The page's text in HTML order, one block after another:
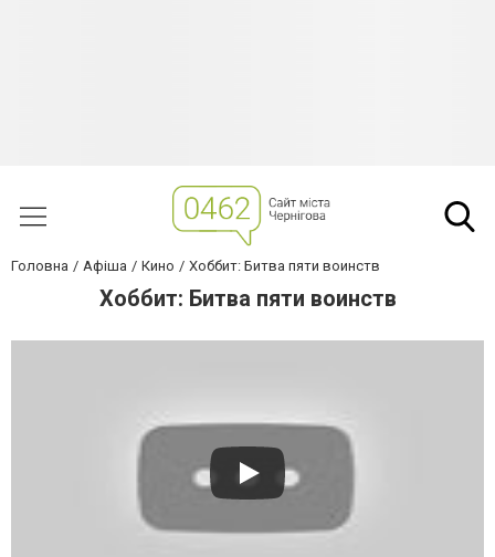
Головна Афіша Кино Хоббит: Битва пяти воинств
Хоббит: Битва пяти воинств